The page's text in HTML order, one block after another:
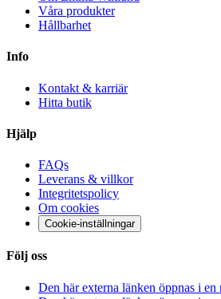
Våra produkter
Hållbarhet
Info
Kontakt & karriär
Hitta butik
Hjälp
FAQs
Leverans & villkor
Integritetspolicy
Om cookies
Cookie-inställningar
Följ oss
Den här externa länken öppnas i